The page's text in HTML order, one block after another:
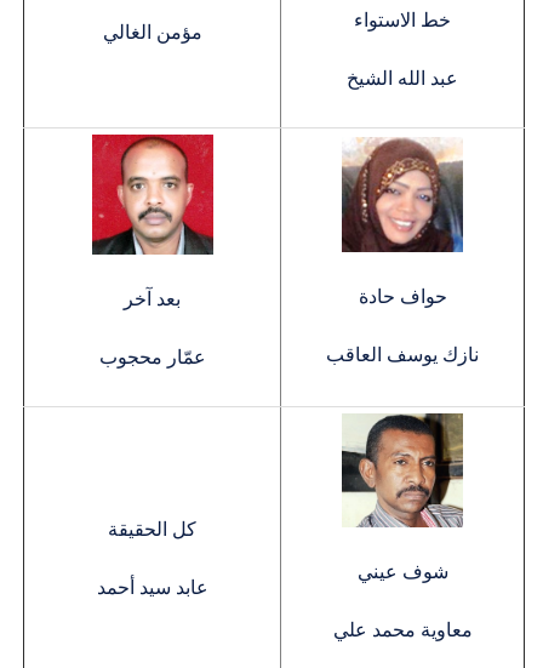
خط الاستواء
عبد الله الشيخ
مؤمن الغالي
حواف حادة
نازك يوسف العاقب
بعد آخر
عمّار محجوب
شوف عيني
معاوية محمد علي
كل الحقيقة
عابد سيد أحمد